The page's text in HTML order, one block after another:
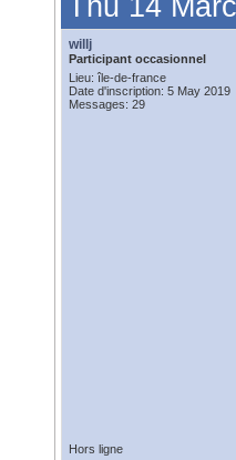
Thu 14
willj
Participant occasionnel
Lieu: île-de-france
Date d'inscription: 5 May 2019
Messages: 29
Hors ligne